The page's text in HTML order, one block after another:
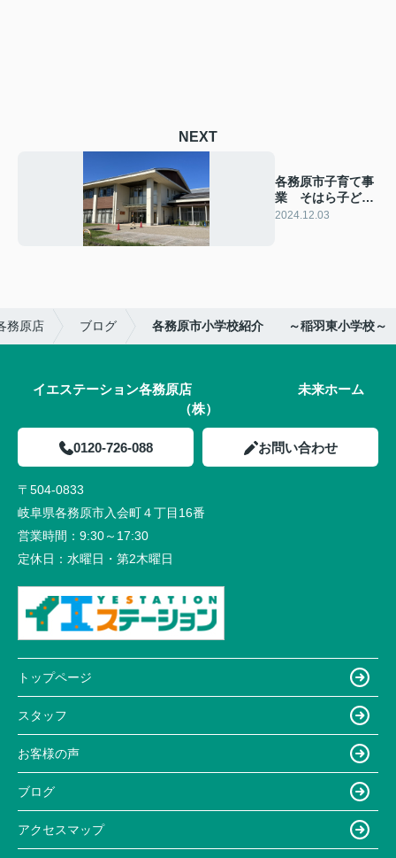
NEXT
各務原市子育て事
業 そはら子ども
館（蘇原地区）
2024.12.03
務原店 ブログ 各務原市小学校紹介 ～稲羽東小学校～
イエステーション各務原店 未来ホーム
（株）
0120-726-088 お問い合わせ
〒504-0833
岐阜県各務原市入会町４丁目16番
営業時間： 9:30～17:30
定休日： 水曜日・第2木曜日
トップページ
スタッフ
お客様の声
ブログ
アクセスマップ